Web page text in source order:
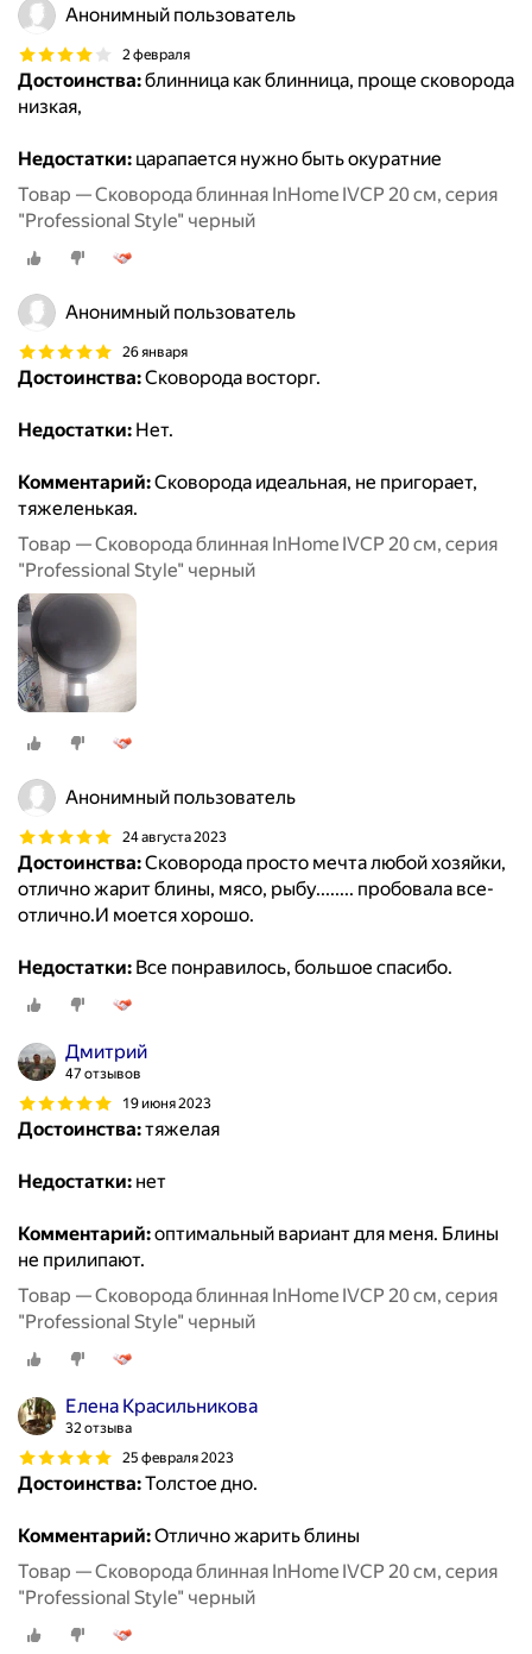
Анонимный пользователь
2 февраля
Достоинства:блинница как блинница, проще сковорода
низкая,
Недостатки: царапается нужно быть окуратние
Товар — Сковорода блинная InHome IVCP 20 см, серия
"Professional Style" черный
Анонимный пользователь
26 января
Достоинства:Сковорода восторг.
Недостатки: Нет.
Комментарий:Сковорода идеальная, не пригорает,
тяжеленькая.
Товар — Сковорода блинная InHome IVCP 20 см, серия
"Professional Style" черный
Анонимный пользователь
24 августа 2023
Достоинства:Сковорода просто мечта любой хозяйки,
отлично жарит блины, мясо, рыбу........ пробовала все-
отлично.И моется хорошо.
Недостатки: Все понравилось, большое спасибо.
Дмитрий
47 отзывов
19 июня 2023
Достоинства:тяжелая
Недостатки: нет
Комментарий:оптимальный вариант для меня. Блины
не прилипают.
Товар — Сковорода блинная InHome IVCP 20 см, серия
"Professional Style" черный
Елена Красильникова
32 отзыва
25 февраля 2023
Достоинства:Толстое дно.
Комментарий:Отлично жарить блины
Товар — Сковорода блинная InHome IVCP 20 см, серия
"Professional Style" черный